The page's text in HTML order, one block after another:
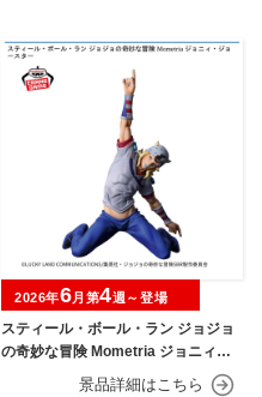
スティール・ボール・ラン ジョジョ
の奇妙な冒険 Mometria ジョニィ・
ジョースター
2026年6月第4週～登場